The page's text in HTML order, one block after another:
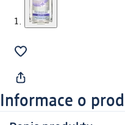
Informace o